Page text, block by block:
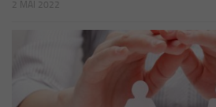
2 MAI 2022